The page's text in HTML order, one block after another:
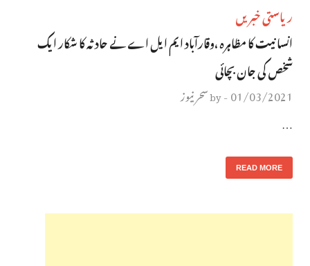
ریاستی خبریں
انسانیت کا مظاہرہ ،وقارآباد ایم ایل اے نے حادثہ کا شکار ایک
شخص کی جان بچائی
01/03/2021
-
byسحر نیوز
…
READ MORE